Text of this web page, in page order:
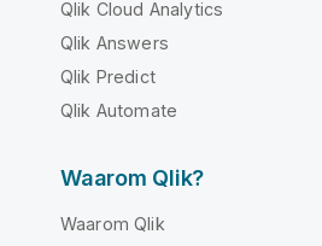
Qlik Cloud Analytics
Qlik Answers
Qlik Predict
Qlik Automate
Waarom Qlik?
Waarom Qlik